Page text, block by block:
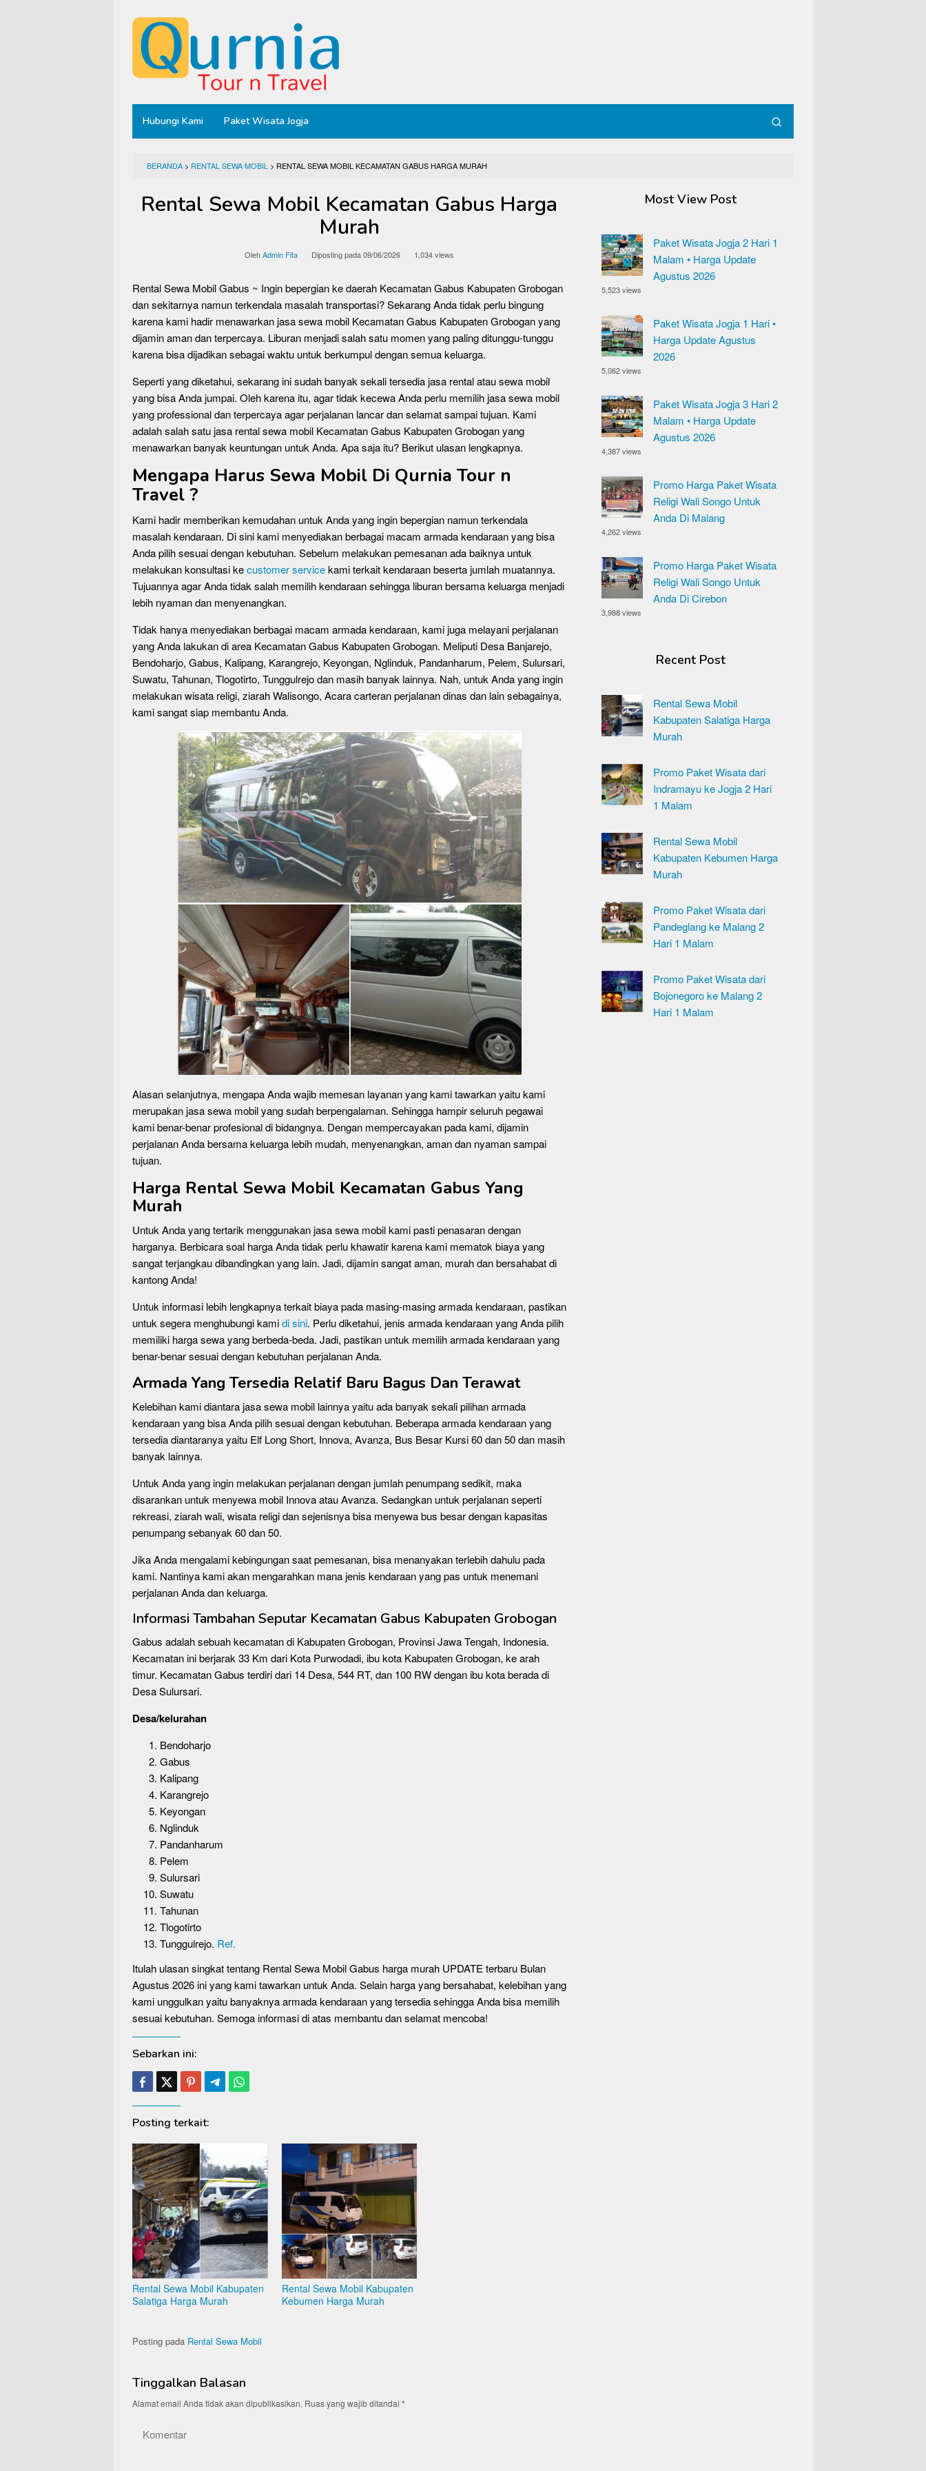
konten
Hubungi Kami Paket Wisata Jogja
BERANDA > RENTAL SEWA MOBIL > RENTAL SEWA MOBIL KECAMATAN GABUS HARGA MURAH
Rental Sewa Mobil Kecamatan Gabus Harga
Murah
OlehAdmin Fita Diposting pada09/06/2026 1,034 views
Rental Sewa Mobil Gabus ~ Ingin bepergian ke daerah Kecamatan Gabus Kabupaten Grobogan
dan sekitarnya namun terkendala masalah transportasi? Sekarang Anda tidak perlu bingung
karena kami hadir menawarkan jasa sewa mobil Kecamatan Gabus Kabupaten Grobogan yang
dijamin aman dan terpercaya. Liburan menjadi salah satu momen yang paling ditunggu-tunggu
karena bisa dijadikan sebagai waktu untuk berkumpul dengan semua keluarga.
Seperti yang diketahui, sekarang ini sudah banyak sekali tersedia jasa rental atau sewa mobil
yang bisa Anda jumpai. Oleh karena itu, agar tidak kecewa Anda perlu memilih jasa sewa mobil
yang professional dan terpercaya agar perjalanan lancar dan selamat sampai tujuan. Kami
adalah salah satu jasa rental sewa mobil Kecamatan Gabus Kabupaten Grobogan yang
menawarkan banyak keuntungan untuk Anda. Apa saja itu? Berikut ulasan lengkapnya.
Mengapa Harus Sewa Mobil Di Qurnia Tour n
Travel ?
Kami hadir memberikan kemudahan untuk Anda yang ingin bepergian namun terkendala
masalah kendaraan. Di sini kami menyediakan berbagai macam armada kendaraan yang bisa
Anda pilih sesuai dengan kebutuhan. Sebelum melakukan pemesanan ada baiknya untuk
melakukan konsultasi kecustomer servicekami terkait kendaraan beserta jumlah muatannya.
Tujuannya agar Anda tidak salah memilih kendaraan sehingga liburan bersama keluarga menjadi
lebih nyaman dan menyenangkan.
Tidak hanya menyediakan berbagai macam armada kendaraan, kami juga melayani perjalanan
yang Anda lakukan di area Kecamatan Gabus Kabupaten Grobogan. Meliputi Desa Banjarejo,
Bendoharjo, Gabus, Kalipang, Karangrejo, Keyongan, Nglinduk, Pandanharum, Pelem, Sulursari,
Suwatu, Tahunan, Tlogotirto, Tunggulrejo dan masih banyak lainnya. Nah, untuk Anda yang ingin
melakukan wisata religi, ziarah Walisongo, Acara carteran perjalanan dinas dan lain sebagainya,
kami sangat siap membantu Anda.
Alasan selanjutnya, mengapa Anda wajib memesan layanan yang kami tawarkan yaitu kami
merupakan jasa sewa mobil yang sudah berpengalaman. Sehingga hampir seluruh pegawai
kami benar-benar profesional di bidangnya. Dengan mempercayakan pada kami, dijamin
perjalanan Anda bersama keluarga lebih mudah, menyenangkan, aman dan nyaman sampai
tujuan.
Harga Rental Sewa Mobil Kecamatan Gabus Yang
Murah
Untuk Anda yang tertarik menggunakan jasa sewa mobil kami pasti penasaran dengan
harganya. Berbicara soal harga Anda tidak perlu khawatir karena kami mematok biaya yang
sangat terjangkau dibandingkan yang lain. Jadi, dijamin sangat aman, murah dan bersahabat di
kantong Anda!
Untuk informasi lebih lengkapnya terkait biaya pada masing-masing armada kendaraan, pastikan
untuk segera menghubungi kamidi sini. Perlu diketahui, jenis armada kendaraan yang Anda pilih
memiliki harga sewa yang berbeda-beda. Jadi, pastikan untuk memilih armada kendaraan yang
benar-benar sesuai dengan kebutuhan perjalanan Anda.
Armada Yang Tersedia Relatif Baru Bagus Dan Terawat
Kelebihan kami diantara jasa sewa mobil lainnya yaitu ada banyak sekali pilihan armada
kendaraan yang bisa Anda pilih sesuai dengan kebutuhan. Beberapa armada kendaraan yang
tersedia diantaranya yaitu Elf Long Short, Innova, Avanza, Bus Besar Kursi 60 dan 50 dan masih
banyak lainnya.
Untuk Anda yang ingin melakukan perjalanan dengan jumlah penumpang sedikit, maka
disarankan untuk menyewa mobil Innova atau Avanza. Sedangkan untuk perjalanan seperti
rekreasi, ziarah wali, wisata religi dan sejenisnya bisa menyewa bus besar dengan kapasitas
penumpang sebanyak 60 dan 50.
Jika Anda mengalami kebingungan saat pemesanan, bisa menanyakan terlebih dahulu pada
kami. Nantinya kami akan mengarahkan mana jenis kendaraan yang pas untuk menemani
perjalanan Anda dan keluarga.
Informasi Tambahan Seputar Kecamatan Gabus Kabupaten Grobogan
Gabus adalah sebuah kecamatan di Kabupaten Grobogan, Provinsi Jawa Tengah, Indonesia.
Kecamatan ini berjarak 33 Km dari Kota Purwodadi, ibu kota Kabupaten Grobogan, ke arah
timur. Kecamatan Gabus terdiri dari 14 Desa, 544 RT, dan 100 RW dengan ibu kota berada di
Desa Sulursari.
Desa/kelurahan
Bendoharjo
Gabus
Kalipang
Karangrejo
Keyongan
Nglinduk
Pandanharum
Pelem
Sulursari
Suwatu
Tahunan
Tlogotirto
Tunggulrejo. Ref.
Itulah ulasan singkat tentang Rental Sewa Mobil Gabus harga murah UPDATE terbaru Bulan
Agustus 2026 ini yang kami tawarkan untuk Anda. Selain harga yang bersahabat, kelebihan yang
kami unggulkan yaitu banyaknya armada kendaraan yang tersedia sehingga Anda bisa memilih
sesuai kebutuhan. Semoga informasi di atas membantu dan selamat mencoba!
Sebarkan ini:
Posting terkait:
Rental Sewa Mobil Kabupaten
Salatiga Harga Murah
Rental Sewa Mobil Kabupaten
Kebumen Harga Murah
Posting pada Rental Sewa Mobil
Tinggalkan Balasan
Alamat email Anda tidak akan dipublikasikan. Ruas yang wajib ditandai *
Most View Post
Paket Wisata Jogja 2 Hari 1
Malam • Harga Update
Agustus 2026
5,523 views
Paket Wisata Jogja 1 Hari •
Harga Update Agustus
2026
5,062 views
Paket Wisata Jogja 3 Hari 2
Malam • Harga Update
Agustus 2026
4,387 views
Promo Harga Paket Wisata
Religi Wali Songo Untuk
Anda Di Malang
4,262 views
Promo Harga Paket Wisata
Religi Wali Songo Untuk
Anda Di Cirebon
3,988 views
Recent Post
Rental Sewa Mobil
Kabupaten Salatiga Harga
Murah
Promo Paket Wisata dari
Indramayu ke Jogja 2 Hari
1 Malam
Rental Sewa Mobil
Kabupaten Kebumen Harga
Murah
Promo Paket Wisata dari
Pandeglang ke Malang 2
Hari 1 Malam
Promo Paket Wisata dari
Bojonegoro ke Malang 2
Hari 1 Malam